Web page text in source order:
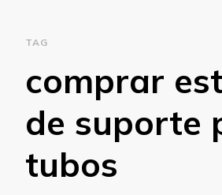
TAG
comprar
de suporte
tubos